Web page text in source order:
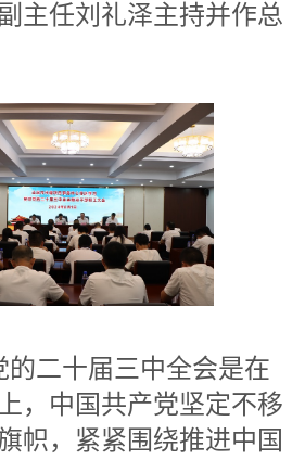
主任刘礼泽主持并作总
的二十届三中全会是在
，中国共产党坚定不移
帜，紧紧围绕推进中国